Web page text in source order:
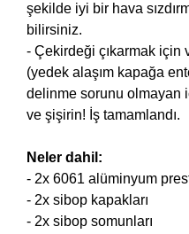
şekilde iyi bir hava
bilirsiniz.
- Çekirdeği çıkarmak için
(yedek alaşım kapağa
delinme sorunu olmayan
ve şişirin! İş tamamlandı.
Neler dahil:
- 2x 6061 alüminyum
- 2x sibop kapakları
- 2x sibop somunları